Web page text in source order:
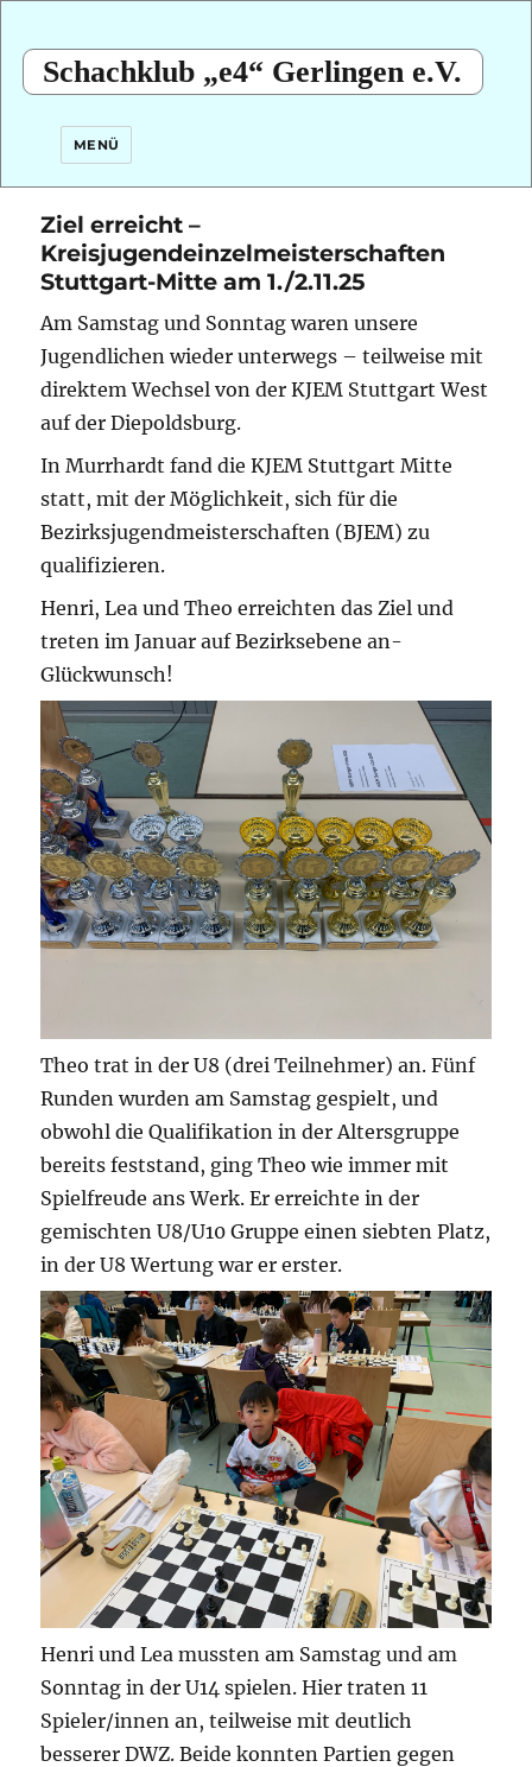
Schachklub „e4“ Gerlingen e.V.
MENÜ
Ziel erreicht –
Kreisjugendeinzelmeisterschaften
Stuttgart-Mitte am 1./2.11.25
Am Samstag und Sonntag waren unsere
Jugendlichen wieder unterwegs – teilweise mit
direktem Wechsel von der KJEM Stuttgart West
auf der Diepoldsburg.
In Murrhardt fand die KJEM Stuttgart Mitte
statt, mit der Möglichkeit, sich für die
Bezirksjugendmeisterschaften (BJEM) zu
qualifizieren.
Henri, Lea und Theo erreichten das Ziel und
treten im Januar auf Bezirksebene an-
Glückwunsch!
Theo trat in der U8 (drei Teilnehmer) an. Fünf
Runden wurden am Samstag gespielt, und
obwohl die Qualifikation in der Altersgruppe
bereits feststand, ging Theo wie immer mit
Spielfreude ans Werk. Er erreichte in der
gemischten U8/U10 Gruppe einen siebten Platz,
in der U8 Wertung war er erster.
Henri und Lea mussten am Samstag und am
Sonntag in der U14 spielen. Hier traten 11
Spieler/innen an, teilweise mit deutlich
besserer DWZ. Beide konnten Partien gegen